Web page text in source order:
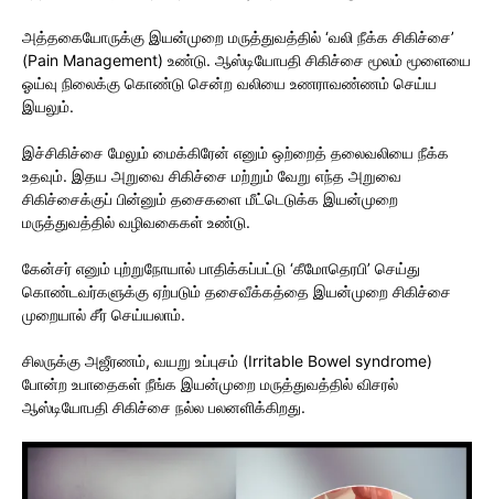
அத்தகையோருக்கு இயன்முறை மருத்துவத்தில் ‘வலி நீக்க சிகிச்சை’
(Pain Management) உண்டு. ஆஸ்டியோபதி சிகிச்சை மூலம் மூளையை
ஓய்வு நிலைக்கு கொண்டு சென்ற வலியை உணராவண்ணம் செய்ய
இயலும்.
இச்சிகிச்சை மேலும் மைக்கிரேன் எனும் ஒற்றைத் தலைவலியை நீக்க
உதவும். இதய அறுவை சிகிச்சை மற்றும் வேறு எந்த அறுவை
சிகிச்சைக்குப் பின்னும் தசைகளை மீட்டெடுக்க இயன்முறை
மருத்துவத்தில் வழிவகைகள் உண்டு.
கேன்சர் எனும் புற்றுநோயால் பாதிக்கப்பட்டு ‘கீமோதெரபி’ செய்து
கொண்டவர்களுக்கு ஏற்படும் தசைவீக்கத்தை இயன்முறை சிகிச்சை
முறையால் சீர் செய்யலாம்.
சிலருக்கு அஜீரணம், வயறு உப்புசம் (Irritable Bowel syndrome)
போன்ற உபாதைகள் நீங்க இயன்முறை மருத்துவத்தில் விசரல்
ஆஸ்டியோபதி சிகிச்சை நல்ல பலனளிக்கிறது.